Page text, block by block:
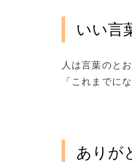
いい言
人は言葉のと
「これまでに
ありが